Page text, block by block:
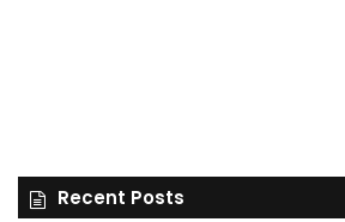
Recent Posts